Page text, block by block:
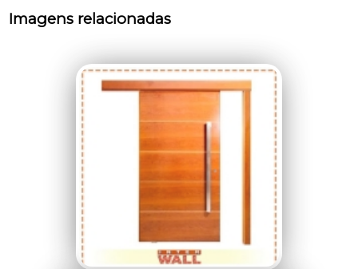
Imagens relacionadas